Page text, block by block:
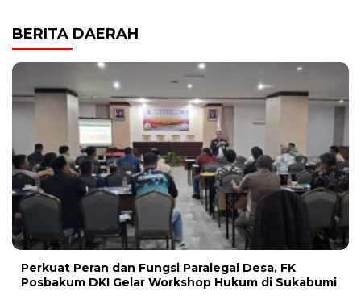
BERITA DAERAH
Perkuat Peran dan Fungsi Paralegal Desa, FK
Posbakum DKI Gelar Workshop Hukum di Sukabumi